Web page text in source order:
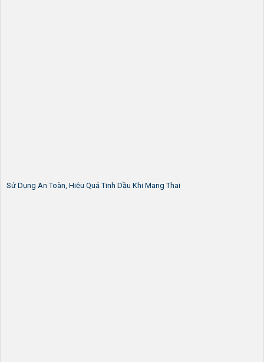
Sử Dụng An Toàn, Hiệu Quả Tinh Dầu Khi Mang Thai